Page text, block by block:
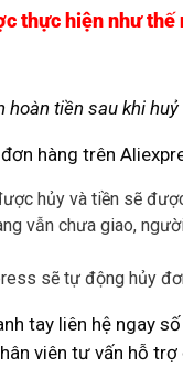
thực hiện như thế
hoàn tiền sau khi
hàng trên
hủy và tiền sẽ
vẫn chưa giao,
sẽ tự động hủy
tay liên hệ ngay
viên tư vấn hỗ